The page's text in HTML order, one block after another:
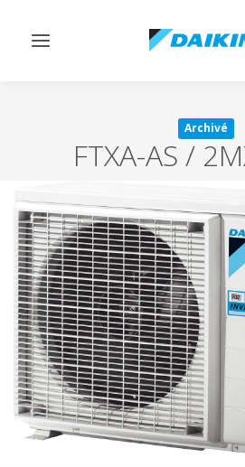
Afficher/masquer
Archivé
FTXA-AS /